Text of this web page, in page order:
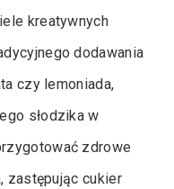
kreatywnych
dodawania
czy lemoniada,
słodzika w
zdrowe
zastępując cukier